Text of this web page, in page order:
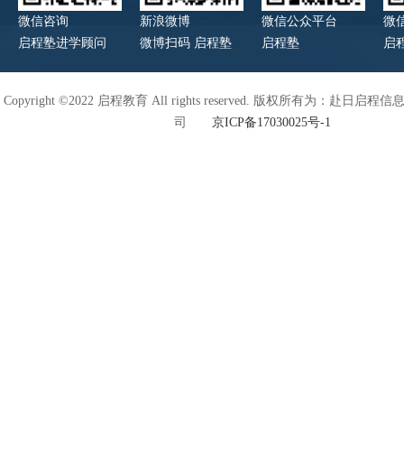
微信咨询
启程塾进学顾问
新浪微博
微博扫码 启程塾
微信公众平台
启程塾
微
启
Copyright ©2022 启程教育 All rights reserved. 版权所有为：赴日启程信
司 京ICP备17030025号-1